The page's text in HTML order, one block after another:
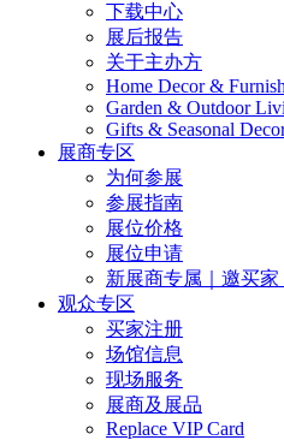
下载中心
展后报告
关于主办方
Home Decor &
Garden & Outdoor
Gifts & Seasonal
展商专区
为何参展
参展指南
展位价格
展位申请
新展商专属｜邀买家
观众专区
买家注册
场馆信息
现场服务
展商及展品
Replace VIP Card